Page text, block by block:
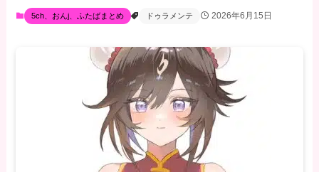
5ch、おんj、ふたばまとめ ドゥラメンテ 2026年6月15日